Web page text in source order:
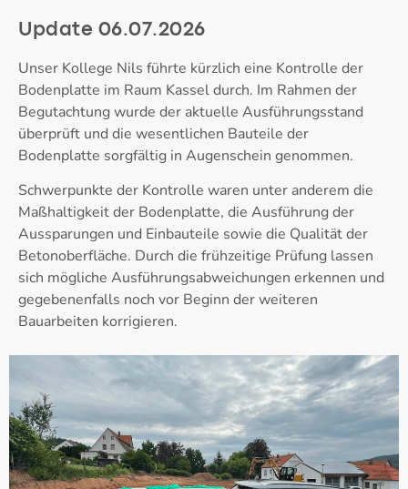
Update 06.07.2026
Unser Kollege Nils führte kürzlich eine Kontrolle der
Bodenplatte im Raum Kassel durch. Im Rahmen der
Begutachtung wurde der aktuelle Ausführungsstand
überprüft und die wesentlichen Bauteile der
Bodenplatte sorgfältig in Augenschein genommen.
Schwerpunkte der Kontrolle waren unter anderem die
Maßhaltigkeit der Bodenplatte, die Ausführung der
Aussparungen und Einbauteile sowie die Qualität der
Betonoberfläche. Durch die frühzeitige Prüfung lassen
sich mögliche Ausführungsabweichungen erkennen und
gegebenenfalls noch vor Beginn der weiteren
Bauarbeiten korrigieren.